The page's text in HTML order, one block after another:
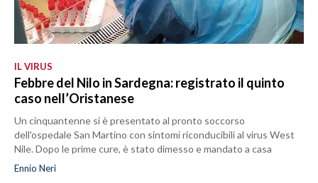
IL VIRUS
Febbre del Nilo in Sardegna: registrato il quinto
caso nell’Oristanese
Un cinquantenne si è presentato al pronto soccorso
dell'ospedale San Martino con sintomi riconducibili al virus West
Nile. Dopo le prime cure, è stato dimesso e mandato a casa
Ennio Neri